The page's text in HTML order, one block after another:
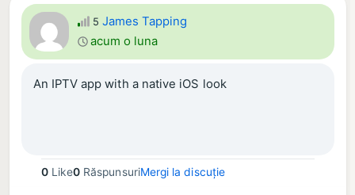
5 James Tapping
acum o luna
An IPTV app with a native iOS look
0Like0 RăspunsuriMergi la discuție